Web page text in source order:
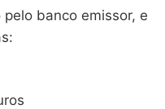
banco emissor, e